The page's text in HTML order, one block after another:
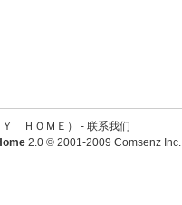
Ｙ ＨＯＭＥ） - 联系我们
2.0© 2001-2009 Comsenz Inc.